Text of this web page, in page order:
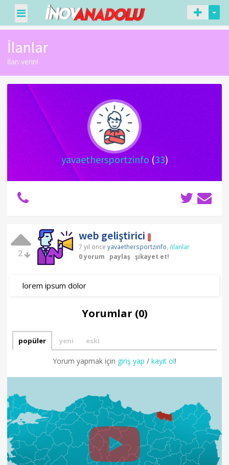
İlanlar
İlan verin!
yavaethersportzinfo (33)
2
web geliştirici
7 yıl önce yavaethersportzinfo /ilanlar
0 yorum
paylaş şikayet et!
lorem ipsum dolor
Yorumlar (0)
popüler yeni eski
Yorum yapmak için giriş yap / kayıt ol!